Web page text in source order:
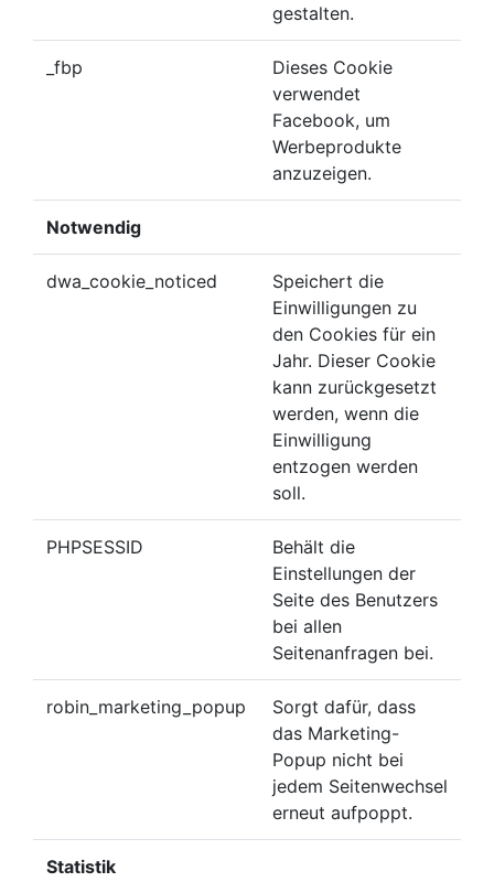
gestalten.
_fbp
Dieses Cookie
verwendet
Facebook, um
Werbeprodukte
anzuzeigen.
Notwendig
dwa_cookie_noticed
Speichert die
Einwilligungen zu
den Cookies für ein
Jahr. Dieser Cookie
kann zurückgesetzt
werden, wenn die
Einwilligung
entzogen werden
soll.
PHPSESSID
Behält die
Einstellungen der
Seite des Benutzers
bei allen
Seitenanfragen bei.
robin_marketing_popup
Sorgt dafür, dass
das Marketing-
Popup nicht bei
jedem Seitenwechsel
erneut aufpoppt.
Statistik